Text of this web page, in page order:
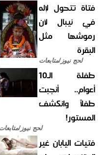
فتاة تتحول لإله
في نيبال لأن
رموشها مثل
البقرة
لحج نيوز/متابعات
طفلة الـ10
أعوام.. أنجبت
طفلاً وانكشف
المستور!
لحج نيوز/
فتيات اليابان غير